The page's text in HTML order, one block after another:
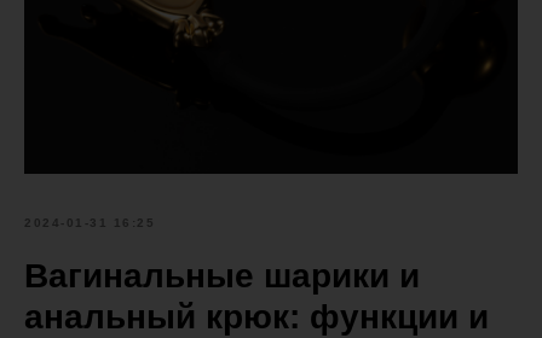
2024-01-31 16:25
Вагинальные шарики и
анальный крюк: функции и